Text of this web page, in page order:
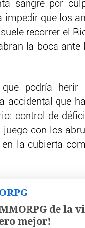
sangre por
impedir que los
recorrer el
la boca ante
podría
accidental que
control de
con los
la cubierta
de la
mejor!